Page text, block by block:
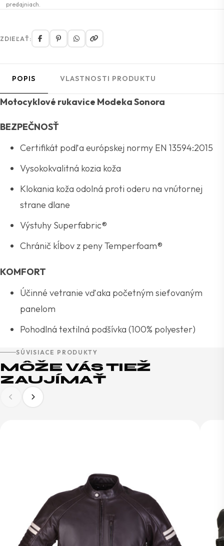
predajniach.
ZDIEĽAŤ:
POPIS VLASTNOSTI PRODUKTU
Motocyklové rukavice Modeka Sonora
BEZPEČNOSŤ
Certifikát podľa európskej normy EN 13594:2015
Vysokokvalitná kozia koža
Klokania koža odolná proti oderu na vnútornej
strane dlane
Výstuhy Superfabric®
Chránič kĺbov z peny Temperfoam®
KOMFORT
Účinné vetranie vďaka početným sieťovaným
panelom
Pohodlná textilná podšívka (100% polyester)
SÚVISIACE PRODUKTY
MÔŽE VÁS TIEŽ
ZAUJÍMAŤ